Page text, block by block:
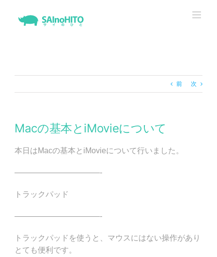
前 次
Macの基本とiMovieについて
本日はMacの基本とiMovieについて行いました。
———————————-
トラックパッド
———————————-
トラックパッドを使うと、マウスにはない操作があり
とても便利です。